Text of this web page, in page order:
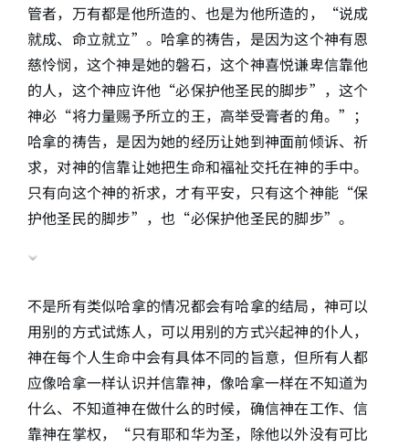
管者，万有都是他所造的、也是为他所造的，“说成
就成、命立就立”。哈拿的祷告，是因为这个神有恩
慈怜悯，这个神是她的磐石，这个神喜悦谦卑信靠他
的人，这个神应许他“必保护他圣民的脚步”，这个
神必“将力量赐予所立的王，高举受膏者的角。”；
哈拿的祷告，是因为她的经历让她到神面前倾诉、祈
求，对神的信靠让她把生命和福祉交托在神的手中。
只有向这个神的祈求，才有平安，只有这个神能“保
护他圣民的脚步”，也“必保护他圣民的脚步”。
不是所有类似哈拿的情况都会有哈拿的结局，神可以
用别的方式试炼人，可以用别的方式兴起神的仆人，
神在每个人生命中会有具体不同的旨意，但所有人都
应像哈拿一样认识并信靠神，像哈拿一样在不知道为
什么、不知道神在做什么的时候，确信神在工作、信
靠神在掌权，“只有耶和华为圣，除他以外没有可比